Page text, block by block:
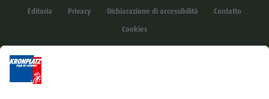
Editoria Privacy Dichiarazione di accessibilità
Contatto
Cookies